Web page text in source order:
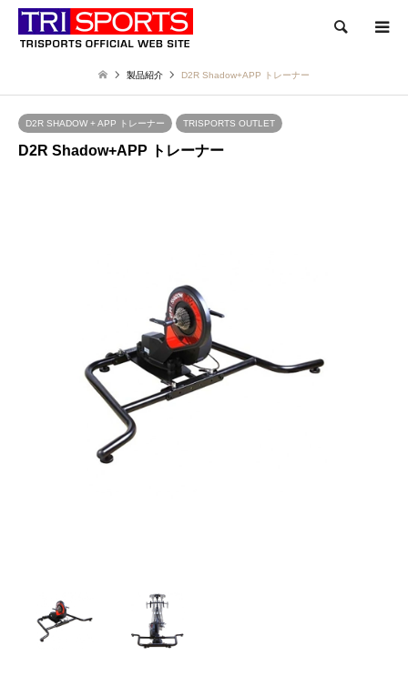
検索
製品紹介 D2R Shadow+APP トレーナー
D2R SHADOW + APP トレーナー TRISPORTS OUTLET
D2R Shadow+APP トレーナー